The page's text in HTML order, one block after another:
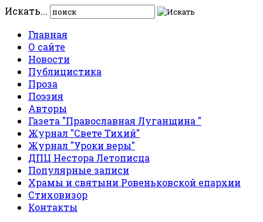
Искать...
Главная
О сайте
Новости
Публицистика
Проза
Поэзия
Авторы
Газета "Православная Луганщина "
Журнал "Свете Тихий"
Журнал "Уроки веры"
ДПЦ Нестора Летописца
Популярные записи
Храмы и святыни Ровеньковской епархии
Стиховизор
Контакты